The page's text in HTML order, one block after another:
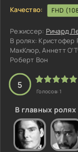
Качество: FHD
Режиссер: Ричард
В ролях: Кристофер
МакКлюр, Аннетт
Роберт Вон
5
Голосов:1
4
5
В главных ролях